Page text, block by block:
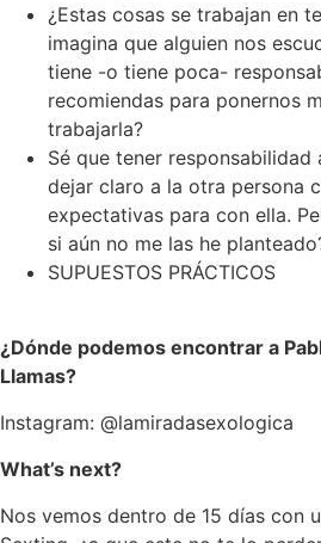
¿Estas cosas se trabajan en
imagina que alguien nos
tiene -o tiene poca-
recomiendas para ponernos
trabajarla?
Sé que tener
dejar claro a la otra persona
expectativas para con ella.
si aún no me las he
SUPUESTOS PRÁCTICOS
¿Dónde podemos encontrar a
Llamas?
Instagram: @lamiradasexologica
What’s next?
Nos vemos dentro de 15 días con